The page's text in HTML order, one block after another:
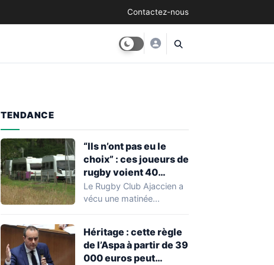
Contactez-nous
TENDANCE
“Ils n’ont pas eu le
choix” : ces joueurs de
rugby voient 40
caravanes de gens du
voyage s’installer
heure
Le Rugby Club Ajaccien a
vécu une matinée
découverte d'une…
Héritage : cette règle
de l’Aspa à partir de 39
000 euros peut